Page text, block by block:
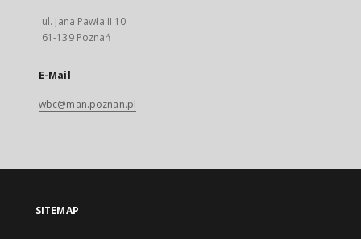
ul. Jana Pawła II 10
61-139 Poznań
E-Mail
wbc@man.poznan.pl
SITEMAP